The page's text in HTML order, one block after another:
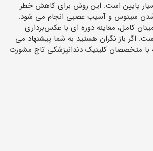
پایین است. این روش برای کاهش خطر
سینوس و آسیب عصبی انجام می ‌شود.
کامل، معاینه دوره ‌ای با عکس‌برداری
اگر باز نگران هستید به شما پیشنهاد می
با متخصصان کلینیک دندانپزشکی تاج مشورت